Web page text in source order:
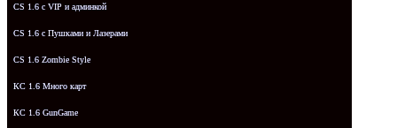
CS 1.6 с VIP и админкой
CS 1.6 с Пушками и Лазерами
CS 1.6 Zombie Style
КС 1.6 Много карт
КС 1.6 GunGame